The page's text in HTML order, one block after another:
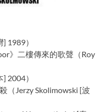
1989）
》二樓傳來的歌聲（Roy
2004）
（Jerzy Skolimowski [波